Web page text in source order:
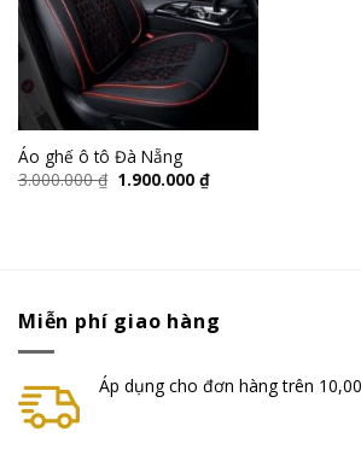
Áo ghế ô tô Đà Nẵng
3.000.000₫ 1.900.000 ₫
Miễn phí giao hàng
Áp dụng cho đơn hàng trên